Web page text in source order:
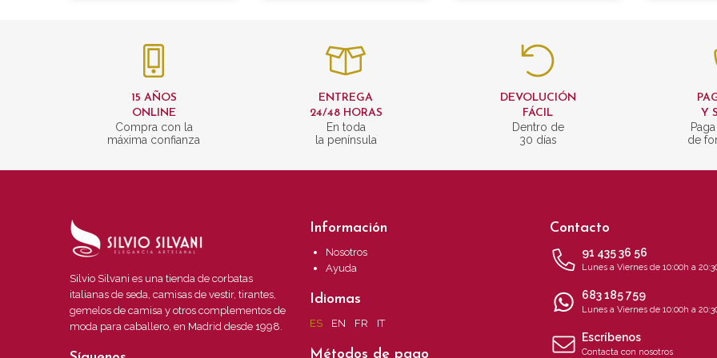
15 AÑOS
ONLINE
Compra con la
máxima confianza
ENTREGA
24/48 HORAS
En toda
la península
DEVOLUCIÓN
FÁCIL
Dentro de
30 días
Y
de
Silvio Silvani es una tienda de corbatas
italianas de seda, camisas de vestir, tirantes,
gemelos de camisa y otros complementos de
moda para caballero, en Madrid desde 1998.
Información
Nosotros
Ayuda
Idiomas
ES EN FR IT
Métodos de pago
Contacto
91 435 36 56
Lunes a Viernes de 10:00h a
683 185 759
Lunes a Viernes de 10:00h a
Escríbenos
Contacta con nosotros